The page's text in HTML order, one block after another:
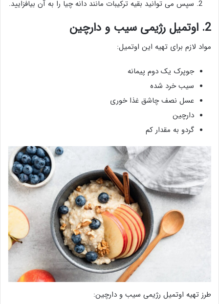
سپس می توانید بقیه ترکیبات مانند دانه چیا را به آن بیافزایید.
2. اوتمیل رژیمی سیب و دارچین
مواد لازم برای تهیه این اوتمیل:
جوپرک یک دوم پیمانه
سیب خرد شده
عسل نصف چاشق غذا خوری
دارچین
گردو به مقدار کم
طرز تهیه اوتمیل رژیمی سیب و دارچین: